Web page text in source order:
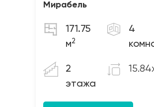
Мирабель
171.75
м2
4
2
этажа